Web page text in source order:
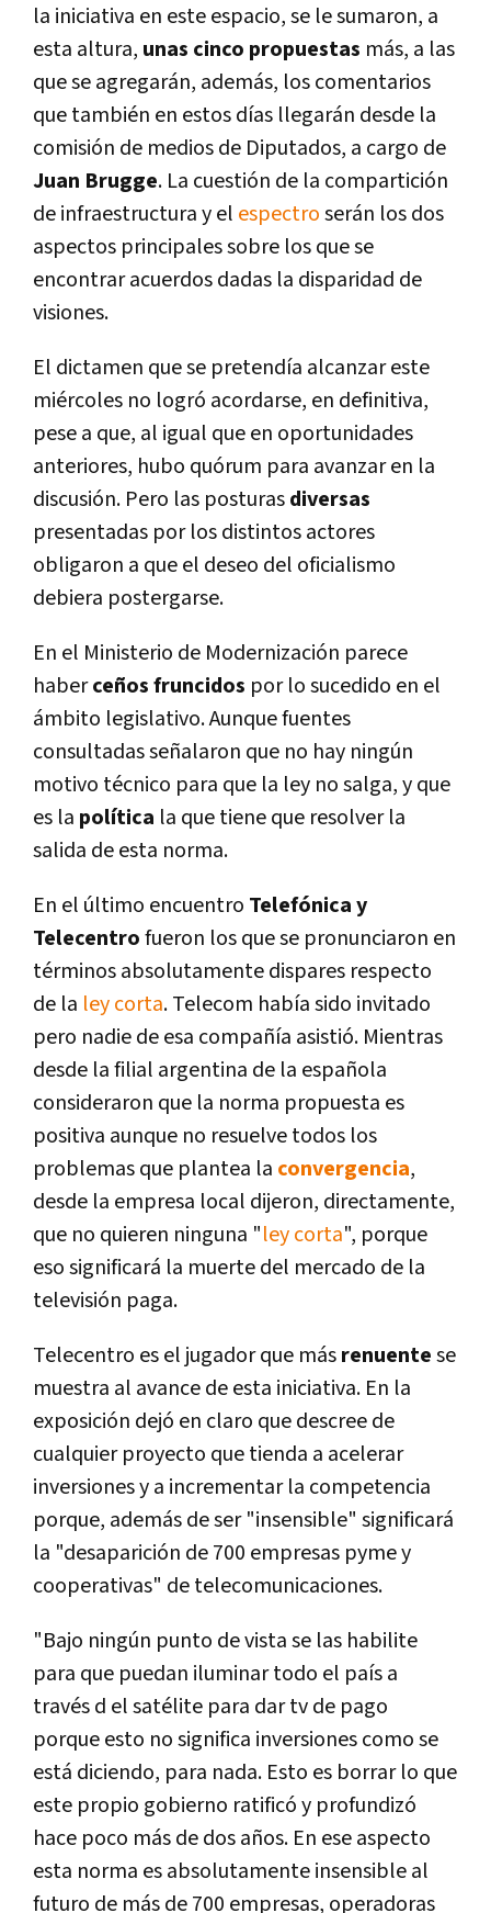
la iniciativa en este espacio, se le sumaron, a
esta altura, unas cinco propuestas más, a las
que se agregarán, además, los comentarios
que también en estos dí­as llegarán desde la
comisión de medios de Diputados, a cargo de
Juan Brugge. La cuestión de la compartición
de infraestructura y el espectroserán los dos
aspectos principales sobre los que se
encontrar acuerdos dadas la disparidad de
visiones.
El dictamen que se pretendí­a alcanzar este
miércoles no logró acordarse, en definitiva,
pese a que, al igual que en oportunidades
anteriores, hubo quórum para avanzar en la
discusión. Pero las posturasdiversas
presentadas por los distintos actores
obligaron a que el deseo del oficialismo
debiera postergarse.
En el Ministerio de Modernización parece
haberceños fruncidos por lo sucedido en el
ámbito legislativo. Aunque fuentes
consultadas señalaron que no hay ningún
motivo técnico para que la ley no salga, y que
es la polí­tica la que tiene que resolver la
salida de esta norma.
En el último encuentro Telefónica y
Telecentrofueron los que se pronunciaron en
términos absolutamente dispares respecto
de la ley corta. Telecom habí­a sido invitado
pero nadie de esa compañí­a asistió. Mientras
desde la filial argentina de la española
consideraron que la norma propuesta es
positiva aunque no resuelve todos los
problemas que plantea la convergencia,
desde la empresa local dijeron, directamente,
que no quieren ninguna "ley corta", porque
eso significará la muerte del mercado de la
televisión paga.
Telecentro es el jugador que másrenuentese
muestra al avance de esta iniciativa. En la
exposición dejó en claro que descree de
cualquier proyecto que tienda a acelerar
inversiones y a incrementar la competencia
porque, además de ser "insensible" significará
la "desaparición de 700 empresas pyme y
cooperativas" de telecomunicaciones.
"Bajo ningún punto de vista se las habilite
para que puedan iluminar todo el paí­s a
través d el satélite para dar tv de pago
porque esto no significa inversiones como se
está diciendo, para nada. Esto es borrar lo que
este propio gobierno ratificó y profundizó
hace poco más de dos años. En ese aspecto
esta norma es absolutamente insensible al
futuro de más de 700 empresas, operadoras